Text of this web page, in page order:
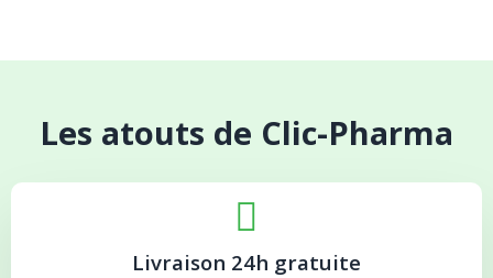
Les atouts de Clic-Pharma
Livraison 24h gratuite